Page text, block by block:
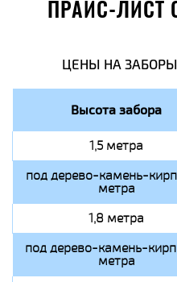
ПРАЙС-ЛИСТ
ЦЕНЫ НА
Высота забора
1,5 метра
под дерево-камень-
метра
1,8 метра
под дерево-камень-
метра